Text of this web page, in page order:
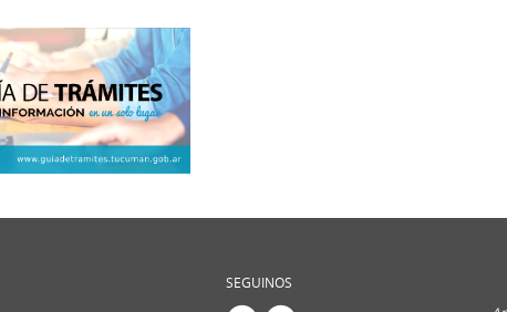
SEGUINOS